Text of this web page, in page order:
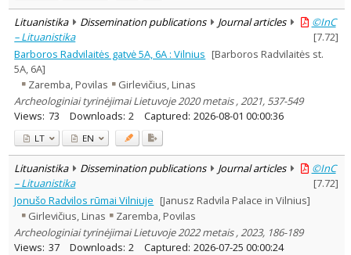
Lithuanian place names
Subject
Lituanistika Dissemination publications Journal articles
©InC
– Lituanistika
[7.72]
Barboros Radvilaitės gatvė 5A, 6A : Vilnius [Barboros Radvilaitės st.
5A, 6A]
Zaremba, Povilas
Girlevičius, Linas
Archeologiniai tyrinėjimai Lietuvoje 2020 metais , 2021, 537-549
Views: 73 Downloads: 2 Captured: 2026-08-01 00:00:36
LT EN
Lituanistika Dissemination publications Journal articles
©InC
– Lituanistika
[7.72]
Jonušo Radvilos rūmai Vilniuje [Janusz Radvila Palace in Vilnius]
Girlevičius, Linas
Zaremba, Povilas
Archeologiniai tyrinėjimai Lietuvoje 2022 metais , 2023, 186-189
Views: 37 Downloads: 2 Captured: 2026-07-25 00:00:24